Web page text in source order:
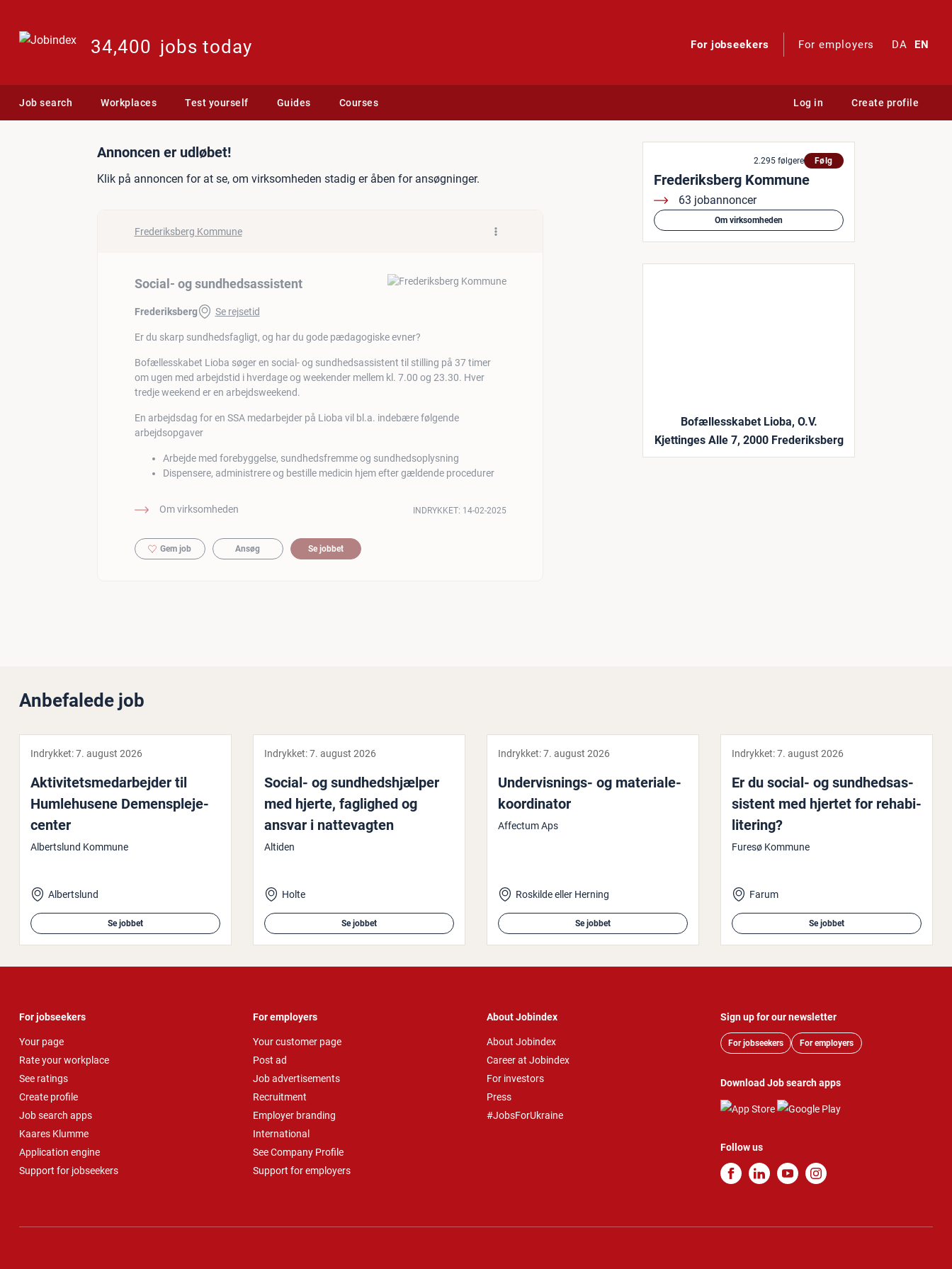
34,400 jobs today For jobseekers For employers DA EN
Job search Workplaces Test yourself Guides Courses Log in Create profile
Jobannonce: Social- og sundhedsassistent
Annoncen er udløbet!
Klik på annoncen for at se, om virksomheden stadig er åben for ansøgninger.
Frederiksberg Kommune
Social- og sundhedsassistent
Frederiksberg Se rejsetid
Er du skarp sundhedsfagligt, og har du gode pædagogiske evner?
Bofællesskabet Lioba søger en social- og sundhedsassistent til stilling på 37 timer
om ugen med arbejdstid i hverdage og weekender mellem kl. 7.00 og 23.30. Hver
tredje weekend er en arbejdsweekend.
En arbejdsdag for en SSA medarbejder på Lioba vil bl.a. indebære følgende
arbejdsopgaver
Arbejde med forebyggelse, sundhedsfremme og sundhedsoplysning
Dispensere, administrere og bestille medicin hjem efter gældende procedurer
Om virksomheden INDRYKKET: 14-02-2025
Gem job Ansøg Se jobbet
2.295 følgere Følg
Frederiksberg Kommune
63 jobannoncer
Om virksomheden
Bofællesskabet Lioba, O.V.
Kjettinges Alle 7, 2000 Frederiksberg
Anbefalede job
Indrykket:7. august 2026
Ak­ti­vi­tets­me­d­ar­bej­der til
Hum­le­hu­se­ne De­mens­ple­je­
cen­ter
Albertslund Kommune
Albertslund
Se jobbet
Indrykket:7. august 2026
Social- og sund­heds­hjæl­per
med hjerte, faglighed og
ansvar i nat­te­vag­ten
Altiden
Holte
Se jobbet
Indrykket:7. august 2026
Un­der­vis­nings- og ma­te­ri­a­le­
ko­or­di­na­tor
Affectum Aps
Roskilde eller Herning
Se jobbet
Indrykket:7. august 2026
Er du social- og sund­heds­as­
si­stent med hjertet for re­ha­bi­
li­te­ring?
Furesø Kommune
Farum
Se jobbet
For jobseekers
Your page
Rate your workplace
See ratings
Create profile
Job search apps
Kaares Klumme
Application engine
Support for jobseekers
For employers
Your customer page
Post ad
Job advertisements
Recruitment
Employer branding
International
See Company Profile
Support for employers
About Jobindex
About Jobindex
Career at Jobindex
For investors
Press
#JobsForUkraine
Sign up for our newsletter
For jobseekers For employers
Download Job search apps
Follow us